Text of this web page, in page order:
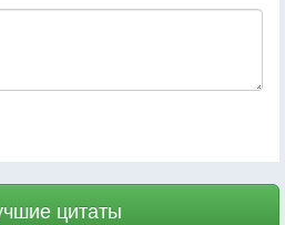
цитаты